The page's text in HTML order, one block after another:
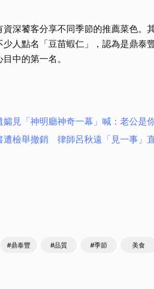
深饕客分享不同季節的推薦菜色。
人點名「豆苗蝦仁」，認為是鼎泰
中的第一名。
見「神明廳神奇一幕」喊：老公是
遭檢舉撤銷 律師呂秋遠「見一事」
#鼎泰豐 #品質 #季節 美食